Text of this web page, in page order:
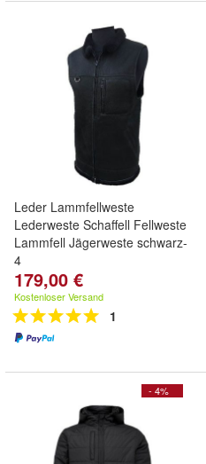
Leder Lammfellweste
Lederweste Schaffell Fellweste
Lammfell Jägerweste schwarz-
4
179,00 €
Kostenloser Versand
1
- 4%